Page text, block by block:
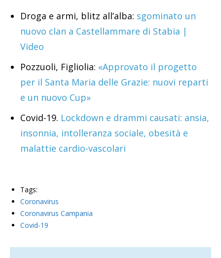
Droga e armi, blitz all’alba: sgominato un
nuovo clan a Castellammare di Stabia |
Video
Pozzuoli, Figliolia: «Approvato il progetto
per il Santa Maria delle Grazie: nuovi reparti
e un nuovo Cup»
Covid-19. Lockdown e drammi causati: ansia,
insonnia, intolleranza sociale, obesità e
malattie cardio-vascolari
Tags:
Coronavirus
Coronavirus Campania
Covid-19